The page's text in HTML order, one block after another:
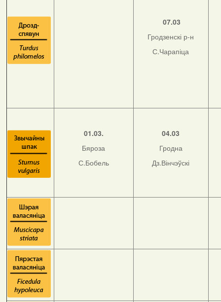
07.03
Гродзенскі р-н
С.Чарапіца
01.03.
Бяроза
С.Бобель
04.03
Гродна
Дз.Вінчэўскі